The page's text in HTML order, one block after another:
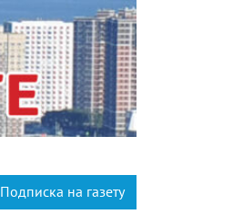
Подписка на газету